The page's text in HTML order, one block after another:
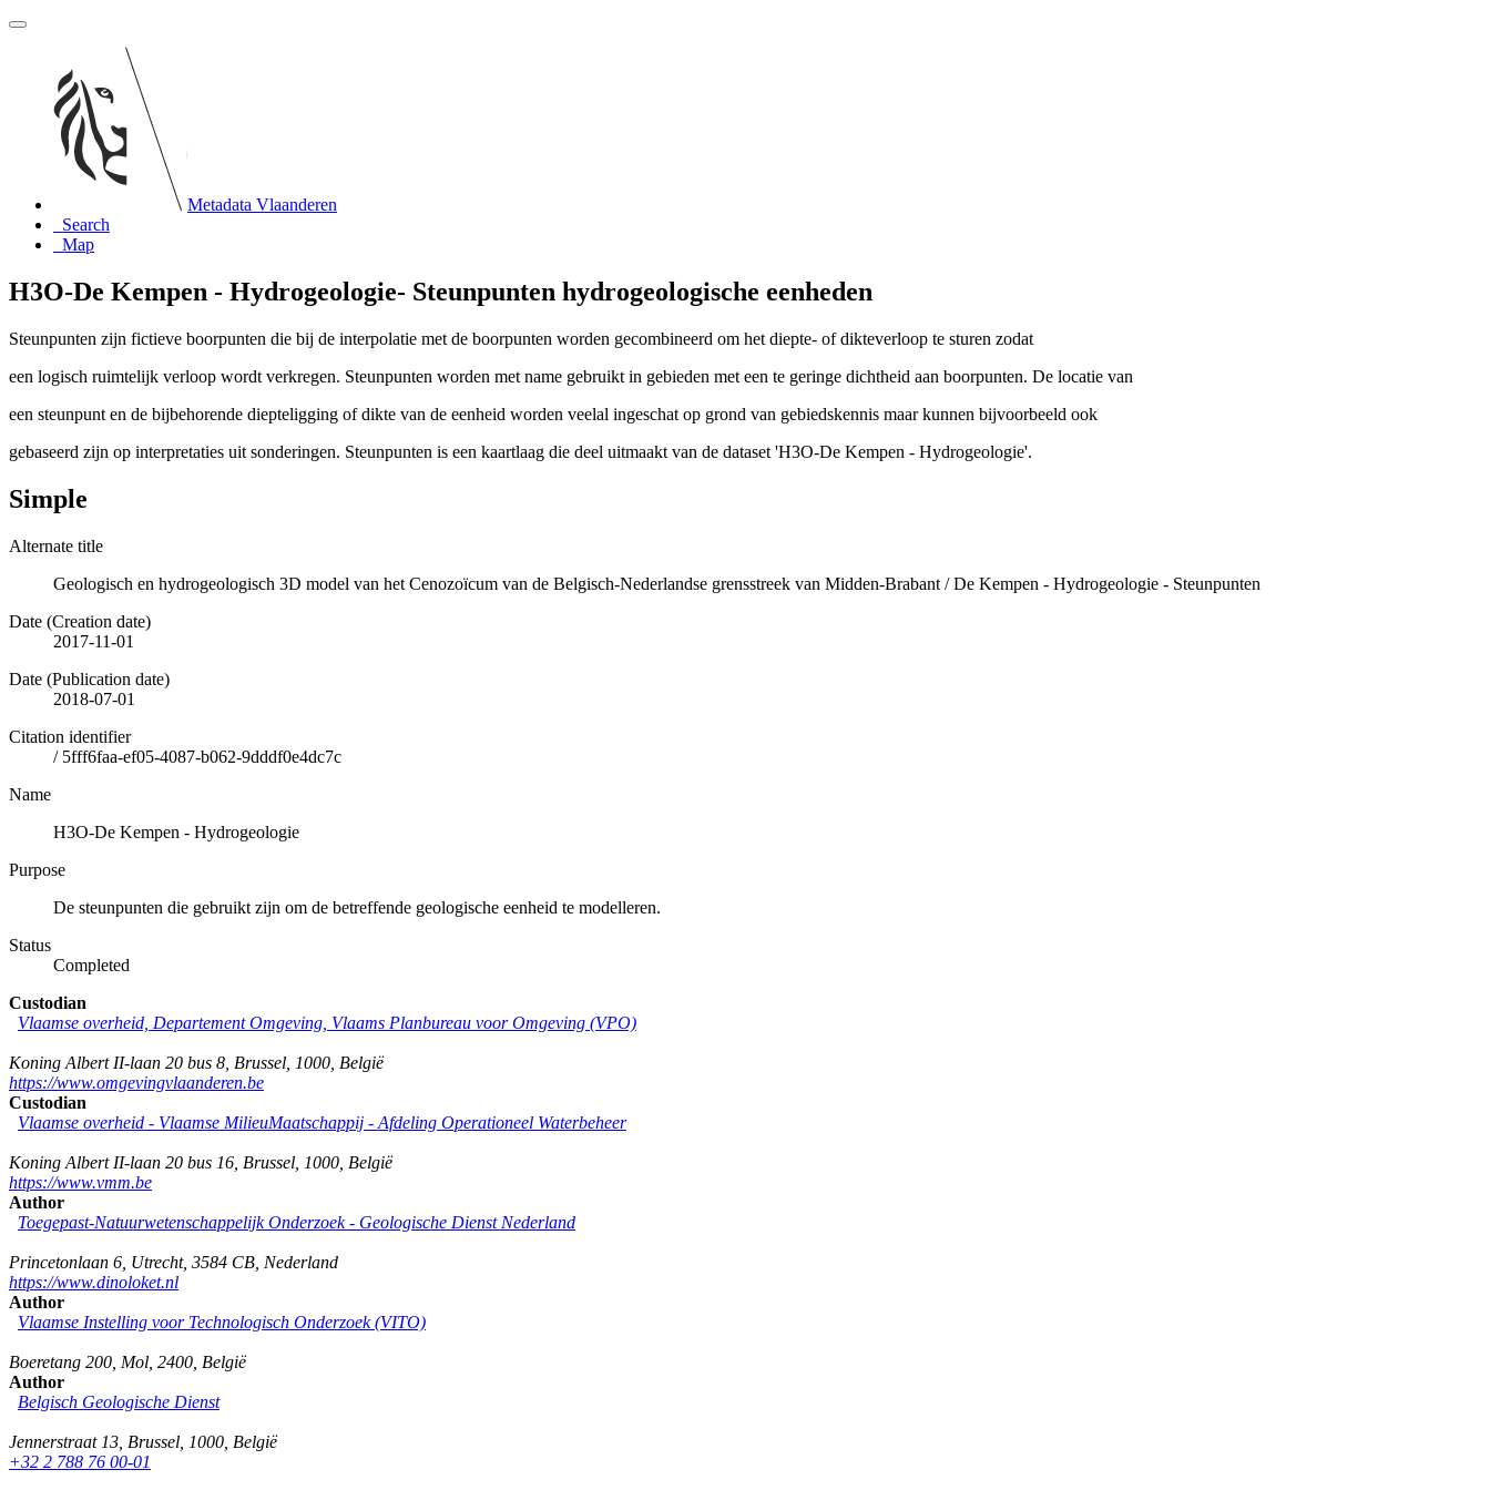
Metadata Vlaanderen
Search
Map
H3O-De Kempen - Hydrogeologie- Steunpunten hydrogeologische eenheden
Steunpunten zijn fictieve boorpunten die bij de interpolatie met de boorpunten worden gecombineerd om het diepte- of dikteverloop te sturen zodat
een logisch ruimtelijk verloop wordt verkregen. Steunpunten worden met name gebruikt in gebieden met een te geringe dichtheid aan boorpunten. De locatie van
een steunpunt en de bijbehorende diepteligging of dikte van de eenheid worden veelal ingeschat op grond van gebiedskennis maar kunnen bijvoorbeeld ook
gebaseerd zijn op interpretaties uit sonderingen. Steunpunten is een kaartlaag die deel uitmaakt van de dataset 'H3O-De Kempen - Hydrogeologie'.
Simple
Alternate title
Geologisch en hydrogeologisch 3D model van het Cenozoïcum van de Belgisch-Nederlandse grensstreek van Midden-Brabant / De Kempen - Hydrogeologie - Steunpunten
Date (Creation date)
2017-11-01
Date (Publication date)
2018-07-01
Citation identifier
/ 5fff6faa-ef05-4087-b062-9dddf0e4dc7c
Name
H3O-De Kempen - Hydrogeologie
Purpose
De steunpunten die gebruikt zijn om de betreffende geologische eenheid te modelleren.
Status
Completed
Custodian
Vlaamse overheid, Departement Omgeving, Vlaams Planbureau voor Omgeving (VPO)
Koning Albert II-laan 20 bus 8 Brussel 1000 België
https://www.omgevingvlaanderen.be
Custodian
Vlaamse overheid - Vlaamse MilieuMaatschappij - Afdeling Operationeel Waterbeheer
Koning Albert II-laan 20 bus 16 Brussel 1000 België
https://www.vmm.be
Author
Toegepast-Natuurwetenschappelijk Onderzoek - Geologische Dienst Nederland
Princetonlaan 6 Utrecht, 3584 CB Nederland
https://www.dinoloket.nl
Author
Vlaamse Instelling voor Technologisch Onderzoek (VITO)
Boeretang 200 Mol 2400 België
Author
Belgisch Geologische Dienst
Jennerstraat 13 Brussel 1000 België
+32 2 788 76 00-01